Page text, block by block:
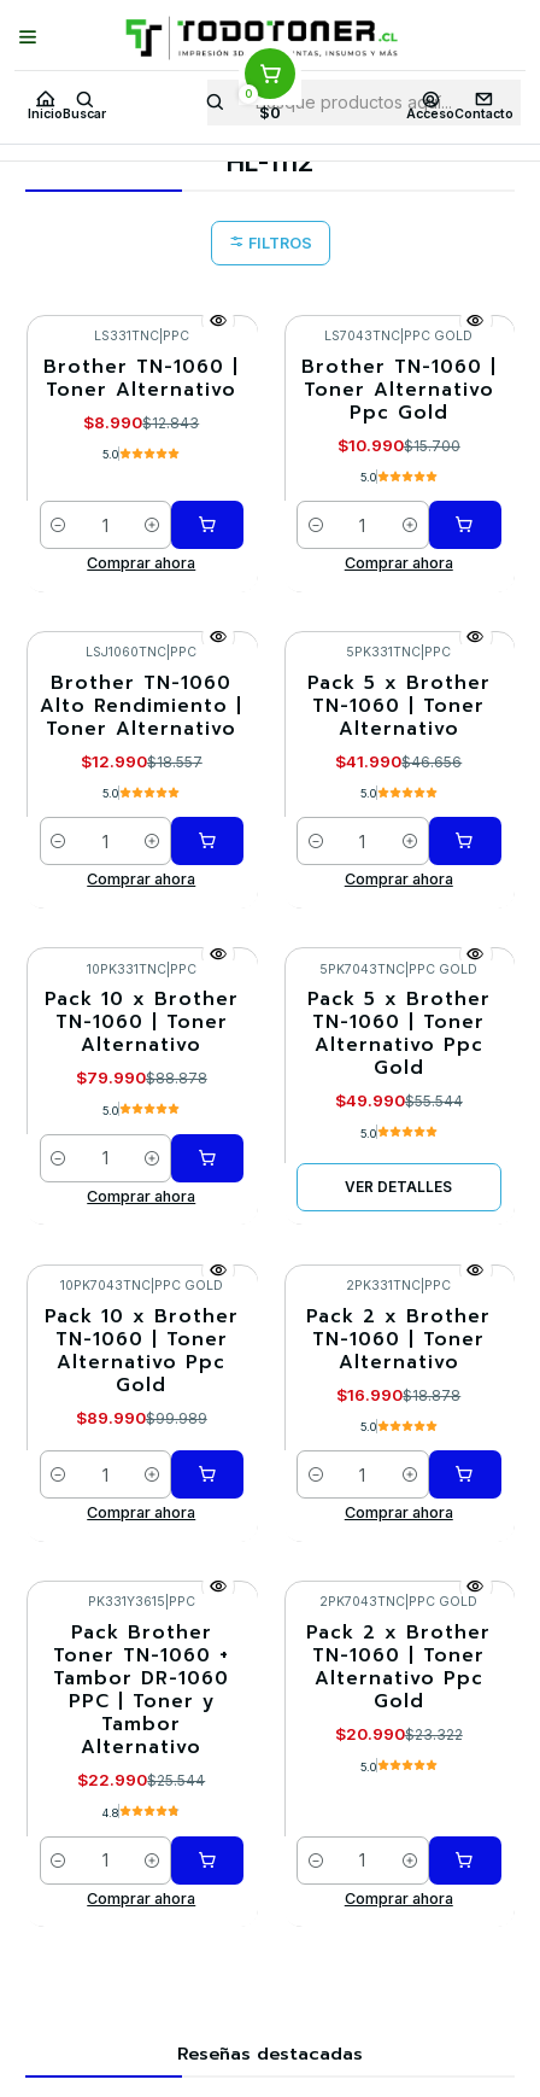
Inicio Buscar
0
$0 AccesoContacto
Puedes Elegir: Comprar enTienda· Despachoa Todo Chile · Retiro en
Tienda en24 Horas
Inicio Toner y tambor Toner Alternativo BROTHER
Equipos BROTHER
HL-1112
FILTROS
-30%
LS331TNC| PPC
Brother TN-1060 |
Toner Alternativo
$8.990$12.843
5.0
Cantidad
Comprar ahora
-30%
LS7043TNC PPC GOLD
Brother TN-1060 |
Toner Alternativo
Ppc Gold
$10.990$15.700
5.0
Cantidad
Comprar ahora
-30%
LSJ1060TNC PPC
Brother TN-1060
Alto Rendimiento |
Toner Alternativo
$12.990$18.557
5.0
Cantidad
Comprar ahora
-10%
5PK331TNC PPC
Pack 5 x Brother
TN-1060 | Toner
Alternativo
$41.990$46.656
5.0
Cantidad
Comprar ahora
-10%
10PK331TNC| PPC
Pack 10 x Brother
TN-1060 | Toner
Alternativo
$79.990$88.878
5.0
Cantidad
Comprar ahora
-10%
Agotado
5PK7043TNC PPC GOLD
Pack 5 x Brother
TN-1060 | Toner
Alternativo Ppc
Gold
$49.990$55.544
5.0
VER DETALLES
-10%
10PK7043TNC| PPC GOLD
Pack 10 x Brother
TN-1060 | Toner
Alternativo Ppc
Gold
$89.990$99.989
Cantidad
Comprar ahora
-10%
2PK331TNC PPC
Pack 2 x Brother
TN-1060 | Toner
Alternativo
$16.990$18.878
5.0
Cantidad
Comprar ahora
-10%
PK331Y3615 PPC
Pack Brother
Toner TN-1060 +
Tambor DR-1060
PPC | Toner y
Tambor
Alternativo
$22.990$25.544
4.8
Cantidad
Comprar ahora
-10%
2PK7043TNC PPC GOLD
Pack 2 x Brother
TN-1060 | Toner
Alternativo Ppc
Gold
$20.990$23.322
5.0
Cantidad
Comprar ahora
Reseñas destacadas